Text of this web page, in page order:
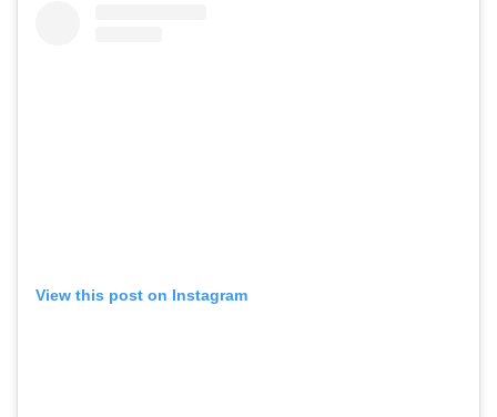
View this post on Instagram